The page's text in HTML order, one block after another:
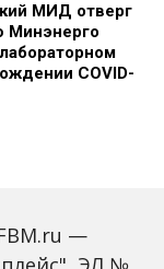
МИД отверг
Минэнерго
COVID-
—